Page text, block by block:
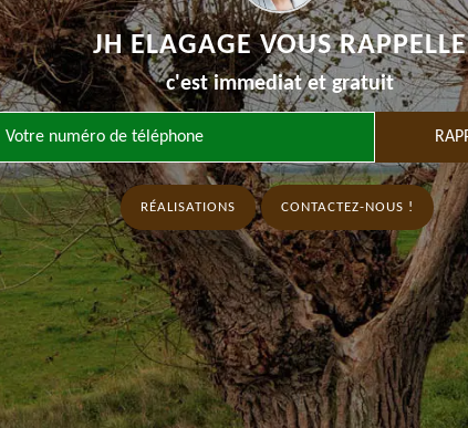
JH ELAGAGE VOUS RAPPELLE
c'est immediat et gratuit
RÉALISATIONS CONTACTEZ-NOUS !